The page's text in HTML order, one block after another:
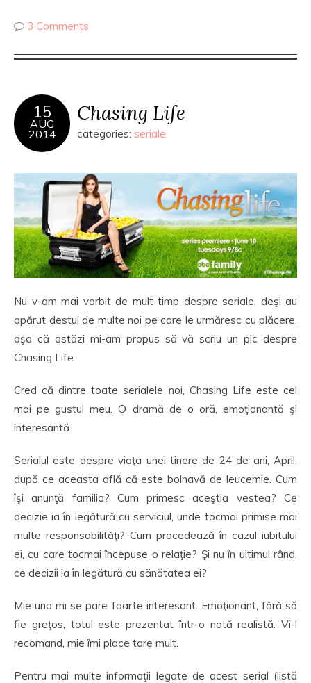
3 Comments
15
AUG
2014
Chasing Life
categories: seriale
Nu v-am mai vorbit de mult timp despre seriale, deşi au
apărut destul de multe noi pe care le urmăresc cu plăcere,
aşa că astăzi mi-am propus să vă scriu un pic despre
Chasing Life.
Cred că dintre toate serialele noi, Chasing Life este cel
mai pe gustul meu. O dramă de o oră, emoţionantă şi
interesantă.
Serialul este despre viaţa unei tinere de 24 de ani, April,
după ce aceasta află că este bolnavă de leucemie. Cum
îşi anunţă familia? Cum primesc aceştia vestea? Ce
decizie ia în legătură cu serviciul, unde tocmai primise mai
multe responsabilităţi? Cum procedează în cazul iubitului
ei, cu care tocmai începuse o relaţie? Şi nu în ultimul rând,
ce decizii ia în legătură cu sănătatea ei?
Mie una mi se pare foarte interesant. Emoţionant, fără să
fie greţos, totul este prezentat într-o notă realistă. Vi-l
recomand, mie îmi place tare mult.
Pentru mai multe informaţii legate de acest serial (listă